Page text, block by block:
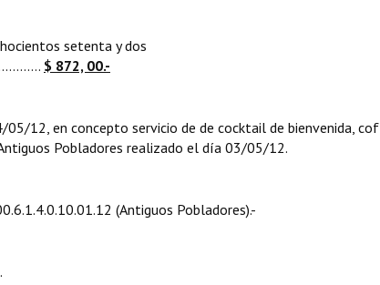
setenta y dos
$ 872, 00.-
12, en concepto servicio de de cocktail de bienvenida,
Pobladores realizado el día 03/05/12.
(Antiguos Pobladores).-